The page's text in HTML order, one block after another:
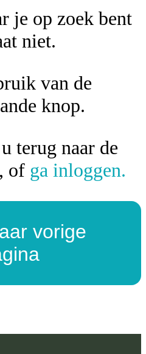
je op zoek bent
niet.
van de
knop.
terug naar de
, of ga inloggen.
vorige